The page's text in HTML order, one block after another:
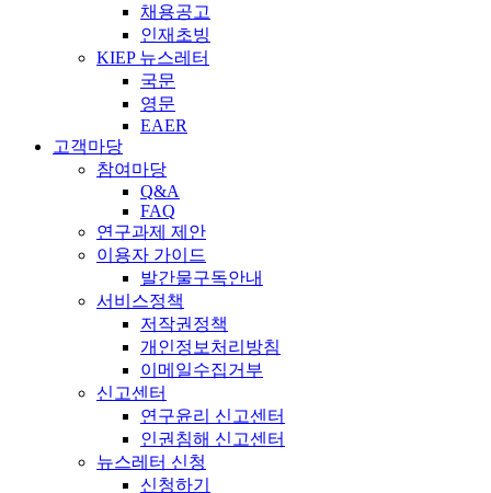
채용공고
인재초빙
KIEP 뉴스레터
국문
영문
EAER
고객마당
참여마당
Q&A
FAQ
연구과제 제안
이용자 가이드
발간물구독안내
서비스정책
저작권정책
개인정보처리방침
이메일수집거부
신고센터
연구윤리 신고센터
인권침해 신고센터
뉴스레터 신청
신청하기